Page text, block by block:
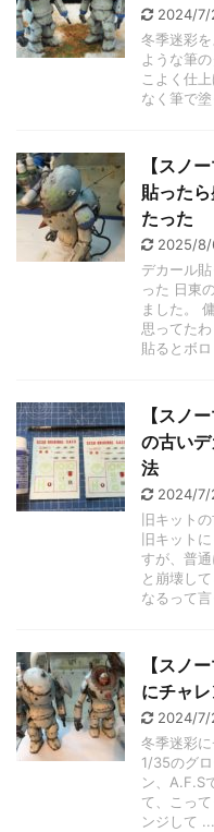
2024/7/
冬季迷彩
ような筆
こよく仕
なく筆で
【スノ
貼った
たった
2025/
デカール
った 日東
ました。
思ってた
貼るとボ
【スノ
の古い
法
2024/7/
旧キット
旧キット
すが、普
と崩壊し
なるって
【スノ
にチャ
2024/7/
冬季迷彩
1/35のグ
ン、A.F.S
て、こっ
ンジして ...